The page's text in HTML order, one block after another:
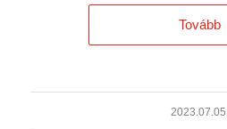
Tovább
2023.07.05.